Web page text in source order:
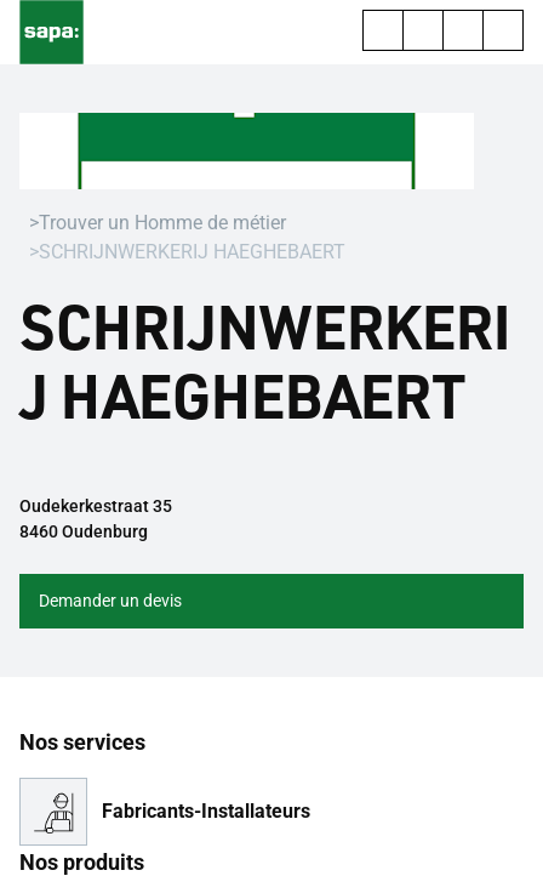
Trouver un Homme de métier
SCHRIJNWERKERIJ HAEGHEBAERT
SCHRIJNWERKERI
J HAEGHEBAERT
Oudekerkestraat 35
8460 Oudenburg
Demander un devis
Nos services
Fabricants-Installateurs
Nos produits